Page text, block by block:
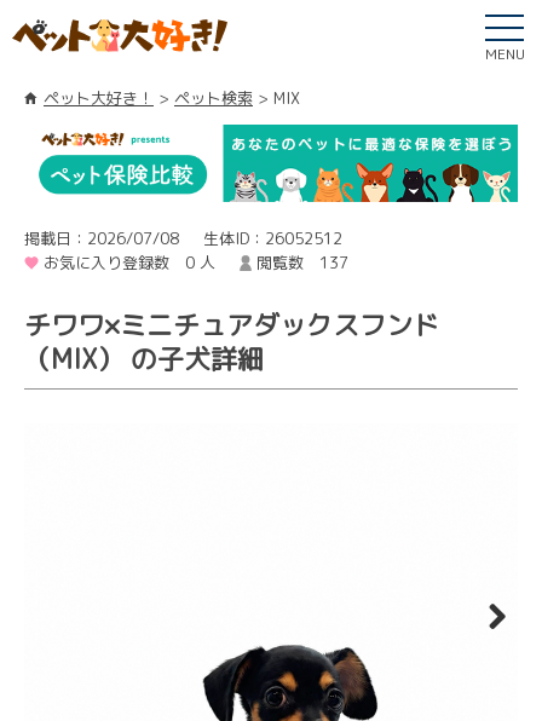
MENU
ペット大好き！ ペット検索 MIX
掲載日：2026/07/08
生体ID：26052512
お気に入り登録数 0 人
閲覧数 137
チワワ×ミニチュアダックスフンド
（MIX） の子犬詳細